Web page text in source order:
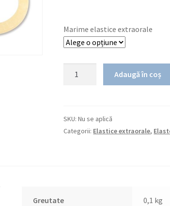
Marime elastice extraorale
16oz.
Adaugă în coș
SKU:Nu se aplică
Categorii: Elastice extraorale,
Greutate 0,1 kg